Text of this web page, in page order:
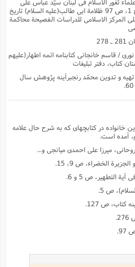
تاریخ
الاسلامى للدراسات الفصیحة محاکمة
/ قاسم خانجانى کتابنامه ائمه اطهار(علیهم
کتاب، دفتر تبلیغات
نشر کتاب در دهه 70، تهیه و تدوین محمّد رنجبرآینه پژوهش سال
در کتابچهاى که به شرح حال علامه
آمده است.
میرزا على احمدى میانجى و...
الخضراء، ص 9، 15.
التطهیر، ص 5 و 6.
ص 5.
کتاب، ص 127.